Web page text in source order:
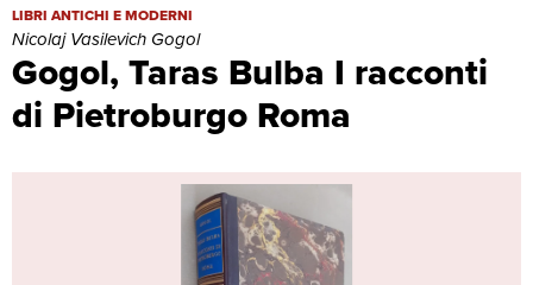
Gogol, Taras Bulba I racconti
di Pietroburgo Roma
Gogol, Taras Bulba I racconti di Pietroburgo Roma | Libri antichi e
LIBRI ANTICHI E MODERNI
Nicolaj Vasilevich Gogol